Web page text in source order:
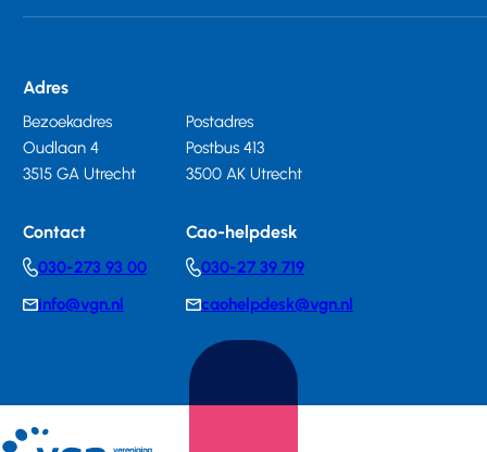
Adres
Bezoekadres
Oudlaan 4
3515 GA Utrecht
Postadres
Postbus 413
3500 AK Utrecht
Contact
Telephonenumber
030-273 93 00
E-info@vgn.nl
Cao-helpdesk
Telephonenumber
030-27 39 719
E-caohelpdesk@vgn.nl